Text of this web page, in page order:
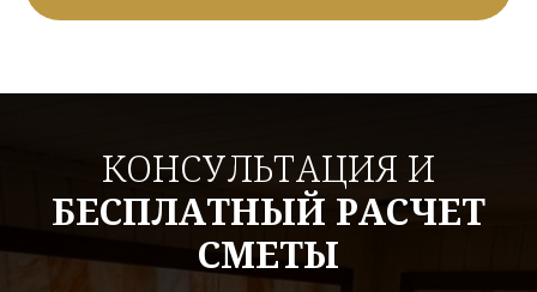
КОНСУЛЬТАЦИЯ И
БЕСПЛАТНЫЙ РАСЧЕТ
СМЕТЫ